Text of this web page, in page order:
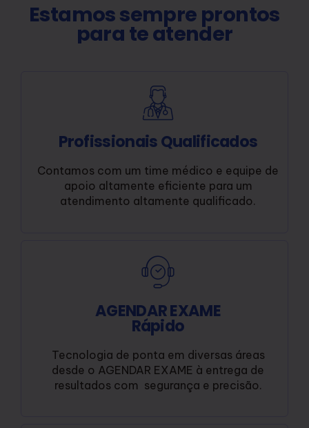
Estamos sempre prontos
para te atender
Profissionais Qualificados
Contamos com um time médico e equipe de
apoio altamente eficiente para um
atendimento altamente qualificado.
AGENDAR EXAME
Rápido
Tecnologia de ponta em diversas áreas
desde o AGENDAR EXAME à entrega de
resultados com segurança e precisão.